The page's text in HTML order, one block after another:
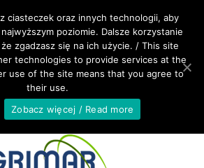
+34 679 849 067
INTERNATIONAL@GRIMAR.EU
ciasteczek oraz innych technologii, aby
poziomie. Dalsze korzystanie
zgadzasz się na ich użycie. / This site
technologies to provide services at the
use of the site means that you agree to
their use.
Zobacz więcej / Read more